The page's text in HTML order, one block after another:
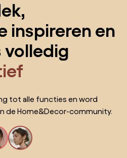
inspireren en
volledig
tot alle functies en word
de Home&Decor-community.